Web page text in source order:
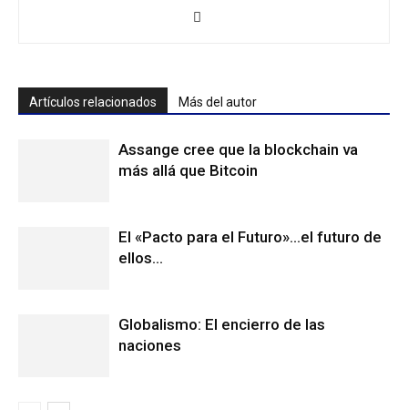
Artículos relacionados Más del autor
Assange cree que la blockchain va
más allá que Bitcoin
El «Pacto para el Futuro»…el futuro de
ellos…
Globalismo: El encierro de las
naciones